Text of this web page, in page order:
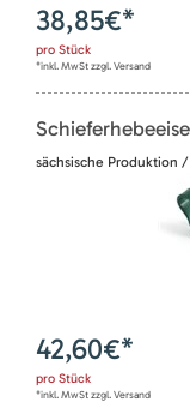
38,85€*
pro Stück
*inkl. MwSt zzgl. Versand
sächsische Produktion
42,60€*
pro Stück
*inkl. MwSt zzgl. Versand